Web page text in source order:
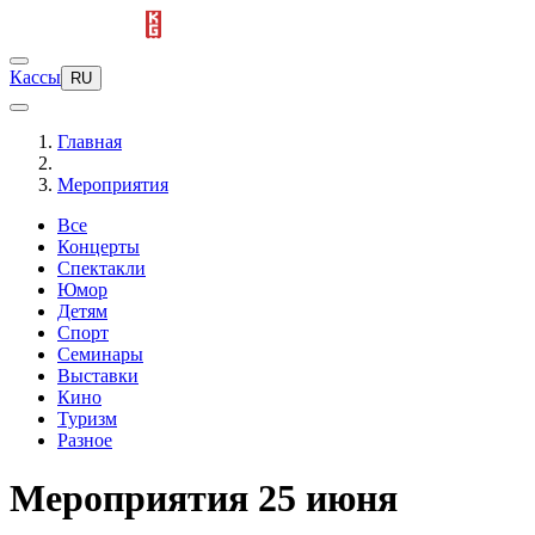
Кассы RU
Главная
Мероприятия
Все
Концерты
Спектакли
Юмор
Детям
Спорт
Семинары
Выставки
Кино
Туризм
Разное
Мероприятия 25 июня